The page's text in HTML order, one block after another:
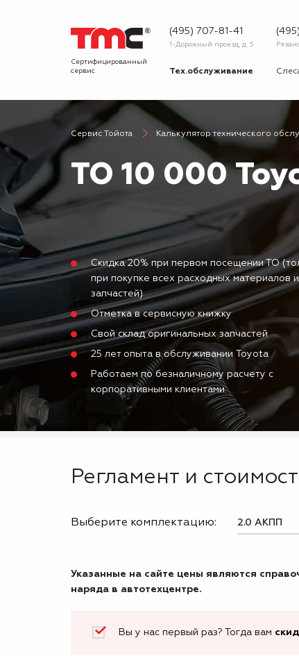
Сертифицированный
сервис
(495) 707-81-41
1-Дорожный проезд, д. 5
Тех.обслуживание
О сервисе
Новости
Сервис Тойота Калькулятор технического
ТО 10 000
Скидка 20% при первом посещении ТО
при покупке всех расходных материалов и
запчастей)
Отметка в сервисную книжку
Свой склад оригинальных запчастей
25 лет опыта в обслуживании Toyota
Работаем по безналичному расчету с
корпоративными клиентами
Регламент и
Выберите комплектацию:
Указанные на сайте цены являются
наряда в автотехцентре.
Вы у нас первый раз? Тогда вам